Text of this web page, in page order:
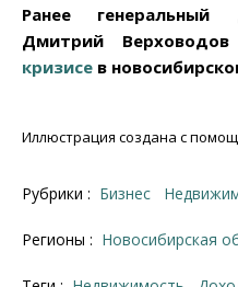
Ранее генеральный
Дмитрий Верховодов
кризисе в
Иллюстрация создана с
Рубрики : Бизнес
Регионы : Новосибирская